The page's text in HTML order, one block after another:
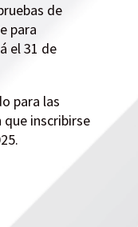
de
para
el 31 de
para las
inscribirse